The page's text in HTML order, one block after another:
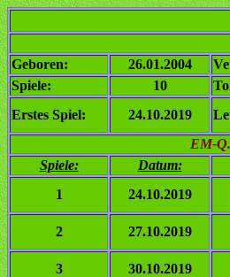
Geboren:
26.01.2004
Spiele:
10
Erstes Spiel:
24.10.2019
EM-
Spiele:
Datum:
1
24.10.2019
2 27.10.2019
3 30.10.2019